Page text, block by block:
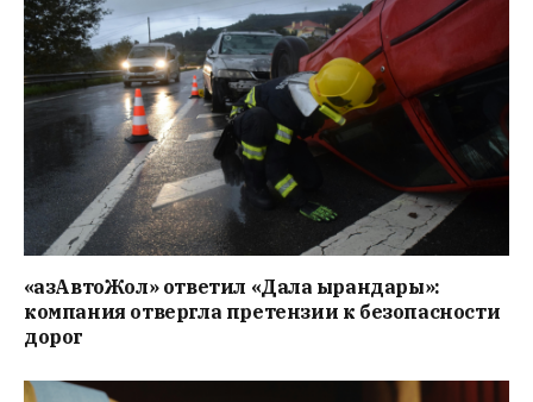
«ҚазАвтоЖол» ответил «Дала Қырандары»:
компания отвергла претензии к безопасности
дорог